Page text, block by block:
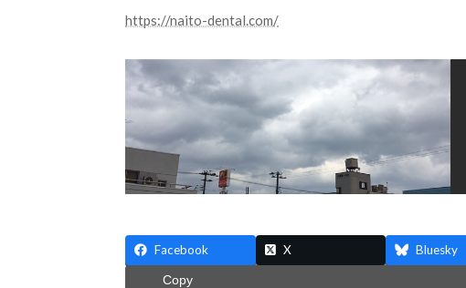
https://naito-dental.com/
Facebook X Bluesky
Copy